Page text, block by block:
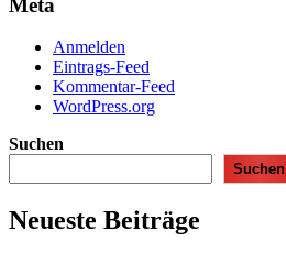
Anmelden
Eintrags-Feed
Kommentar-Feed
WordPress.org
Suchen
Suchen
Neueste Beiträge